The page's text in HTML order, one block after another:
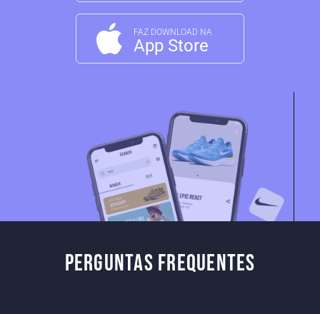
FAZ DOWNLOAD NA
App Store
Perguntas frequentes